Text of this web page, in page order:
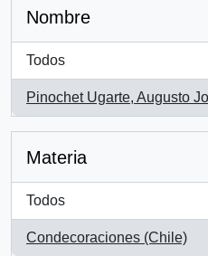
Nombre
Todos
Pinochet Ugarte, Augusto
, 1 resultados
Materia
Todos
Condecoraciones (Chile)
, 1 resultados